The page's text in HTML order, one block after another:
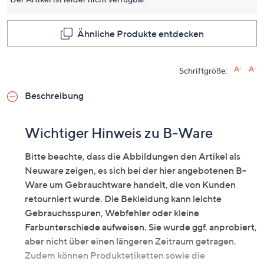
Ähnliche Produkte entdecken
Schriftgröße:
Beschreibung
Wichtiger Hinweis zu B-Ware
Bitte beachte, dass die Abbildungen den Artikel als
Neuware zeigen, es sich bei der hier angebotenen B-
Ware um Gebrauchtware handelt, die von Kunden
retourniert wurde. Die Bekleidung kann leichte
Gebrauchsspuren, Webfehler oder kleine
Farbunterschiede aufweisen. Sie wurde ggf. anprobiert,
aber nicht über einen längeren Zeitraum getragen.
Zudem können Produktetiketten sowie die